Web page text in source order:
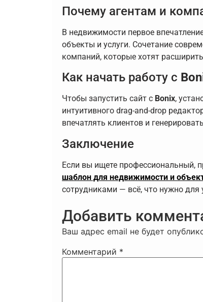
Почему агентам и
В недвижимости первое
объекты и услуги. Сочетание
компаний, которые хотят
Как начать работу с
Чтобы запустить сайт с Bonix,
интуитивного drag-and-drop
впечатлять клиентов и
Заключение
Если вы ищете профессиональный,
шаблон для недвижимости и
сотрудниками — всё, что нужно для
Добавить
Ваш адрес email не будет
Комментарий *